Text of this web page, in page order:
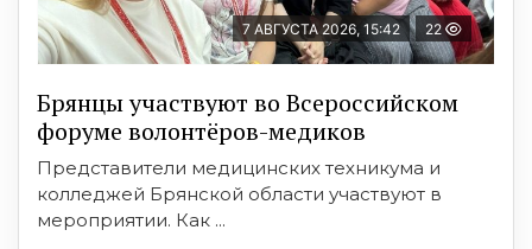
7 АВГУСТА 2026, 15:42 22
Брянцы участвуют во Всероссийском
форуме волонтёров-медиков
Представители медицинских техникума и
колледжей Брянской области участвуют в
мероприятии. Как ...